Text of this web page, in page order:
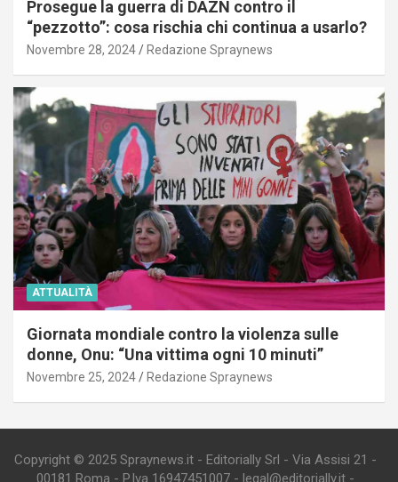
Prosegue la guerra di DAZN contro il
“pezzotto”: cosa rischia chi continua a usarlo?
Novembre 28, 2024 Redazione Spraynews
ATTUALITÀ
Giornata mondiale contro la violenza sulle
donne, Onu: “Una vittima ogni 10 minuti”
Novembre 25, 2024 Redazione Spraynews
Copyright © 2025 Spraynews.it - Editorially Srl - Via Assisi 21 -
00181 Roma - P.Iva 16947451007 - legal@editorially.it -